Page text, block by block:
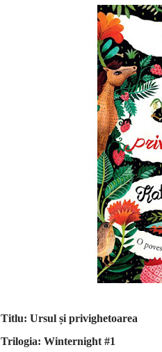
Titlu: Ursul și privighetoarea
Trilogia: Winternight #1